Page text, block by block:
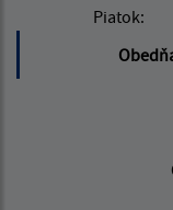
Piatok: